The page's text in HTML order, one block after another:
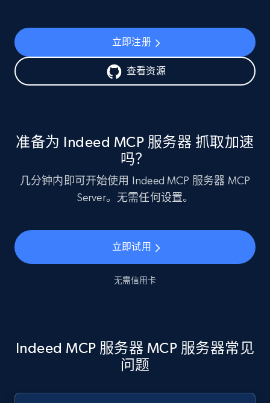
立即注册
查看资源
准备为 Indeed MCP 服务器 抓取加速
吗？
几分钟内即可开始使用 Indeed MCP 服务器 MCP
Server。无需任何设置。
立即试用
无需信用卡
Indeed MCP 服务器 MCP 服务器常见
问题